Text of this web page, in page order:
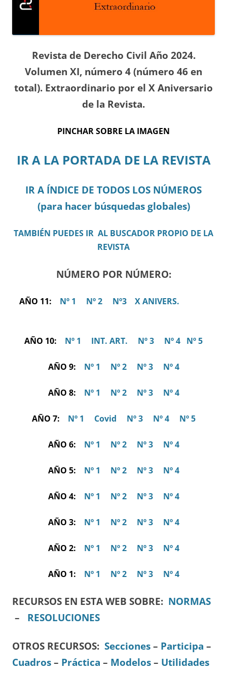
Revista de Derecho Civil Año 2024.
Volumen XI, número 4 (número 46 en
total). Extraordinario por el X Aniversario
de la Revista.
PINCHAR SOBRE LA IMAGEN
IR A LA PORTADA DE LA REVISTA
IR A ÍNDICE DE TODOS LOS NÚMEROS
(para hacer búsquedas globales)
TAMBIÉN PUEDES IR AL BUSCADOR PROPIO DE LA
REVISTA
NÚMERO POR NÚMERO:
AÑO 11: Nº 1 Nº 2 Nº3 X ANIVERS.
AÑO 10: Nº 1 INT. ART. Nº 3 Nº 4 Nº 5
AÑO 9: Nº 1 Nº 2 Nº 3 Nº 4
AÑO 8: Nº 1 Nº 2 Nº 3 Nº 4
AÑO 7: Nº 1 Covid Nº 3 Nº 4 Nº 5
AÑO 6: Nº 1 Nº 2 Nº 3 Nº 4
AÑO 5: Nº 1 Nº 2 Nº 3 Nº 4
AÑO 4: Nº 1 Nº 2 Nº 3 Nº 4
AÑO 3: Nº 1 Nº 2 Nº 3 Nº 4
AÑO 2: Nº 1 Nº 2 Nº 3 Nº 4
AÑO 1: Nº 1 Nº 2 Nº 3 Nº 4
RECURSOS EN ESTA WEB SOBRE: NORMAS
– RESOLUCIONES
OTROS RECURSOS: Secciones – Participa –
Cuadros – Práctica – Modelos – Utilidades